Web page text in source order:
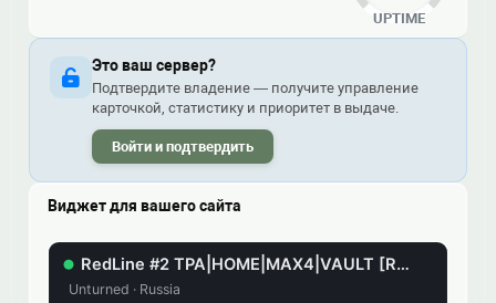
UPTIME
Это ваш сервер?
Подтвердите владение — получите управление
карточкой, статистику и приоритет в выдаче.
Войти и подтвердить
Виджет для вашего сайта